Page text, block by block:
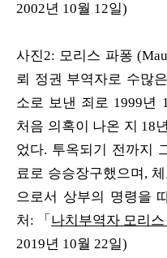
2002년 10월 12일)
사진2: 모리스 파퐁
뢰 정권 부역자로 수많
소로 보낸 죄로 1999년
처음 의혹이 나온 지 18
었다. 투옥되기 전까지
료로 승승장구했으며,
으로서 상부의 명령을
처: 「 나치부역자 모리
2019년 10월 22일)